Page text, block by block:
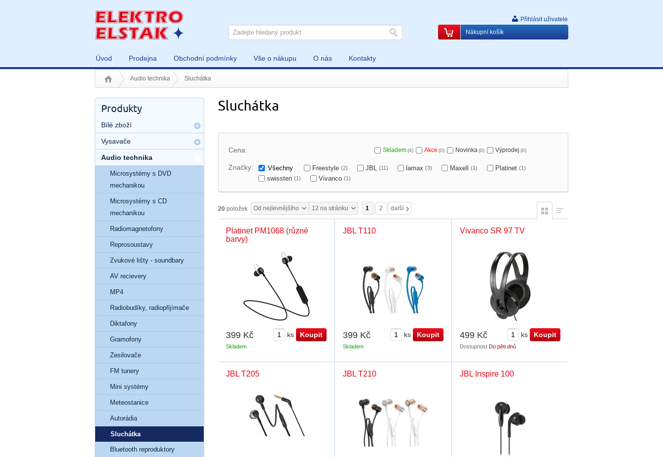
Úvod Prodejna Obchodní podmínky Vše o nákupu O nás Kontakty
Přihlásit uživatele
Nákupní košík
Audio technika Sluchátka
Sluchátka
Cena: Skladem(4) Akce (0) Novinka(0) Výprodej (0)
Značky: Všechny Freestyle (2) JBL (11) lamax (3) Maxell (1) Platinet (1)
swissten (1) Vivanco (1)
20 položek Od nejlevnějšího 12 na stránku 1 2 další
Platinet PM1068 (různé
barvy)
399 Kč ks
Skladem
JBL T110
399 Kč ks
Skladem
Vivanco SR 97 TV
499 Kč ks
Dostupnost Do pěti dnů
JBL T205 JBL T210 JBL Inspire 100
Produkty
Bílé zboží
Vysavače
Audio technika
Microsystémy s DVD
mechanikou
Microsystémy s CD
mechanikou
Radiomagnetofony
Reprosoustavy
Zvukové lišty - soundbary
AV recievery
MP4
Radiobudíky, radiopřijímače
Diktafony
Gramofony
Zesilovače
FM tunery
Mini systémy
Meteostanice
Autorádia
Sluchátka
Bluetooth reproduktory